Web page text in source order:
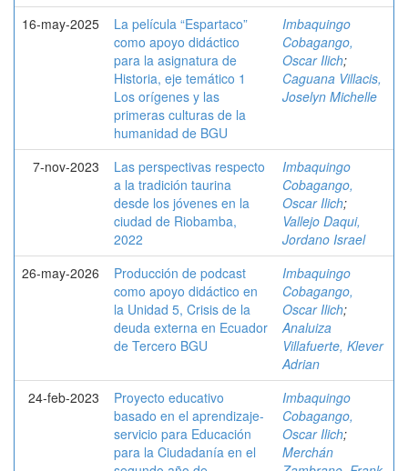
16-may-2025
La película “Espartaco”
como apoyo didáctico
para la asignatura de
Historia, eje temático 1
Los orígenes y las
primeras culturas de la
humanidad de BGU
Imbaquingo
Cobagango,
Oscar Ilich;
Caguana Villacis,
Joselyn Michelle
7-nov-2023
Las perspectivas respecto
a la tradición taurina
desde los jóvenes en la
ciudad de Riobamba,
2022
Imbaquingo
Cobagango,
Oscar Ilich;
Vallejo Daqui,
Jordano Israel
26-may-2026
Producción de podcast
como apoyo didáctico en
la Unidad 5, Crisis de la
deuda externa en Ecuador
de Tercero BGU
Imbaquingo
Cobagango,
Oscar Ilich;
Analuiza
Villafuerte, Klever
Adrian
24-feb-2023
Proyecto educativo
basado en el aprendizaje-
servicio para Educación
para la Ciudadanía en el
Imbaquingo
Cobagango,
Oscar Ilich;
Merchán